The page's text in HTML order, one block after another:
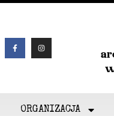
ORGANIZACJA